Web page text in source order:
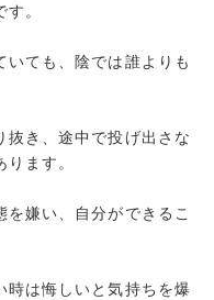
。
いても、陰では誰よりも
抜き、途中で投げ出さな
ます。
嫌い、自分ができるこ
時は悔しいと気持ちを爆